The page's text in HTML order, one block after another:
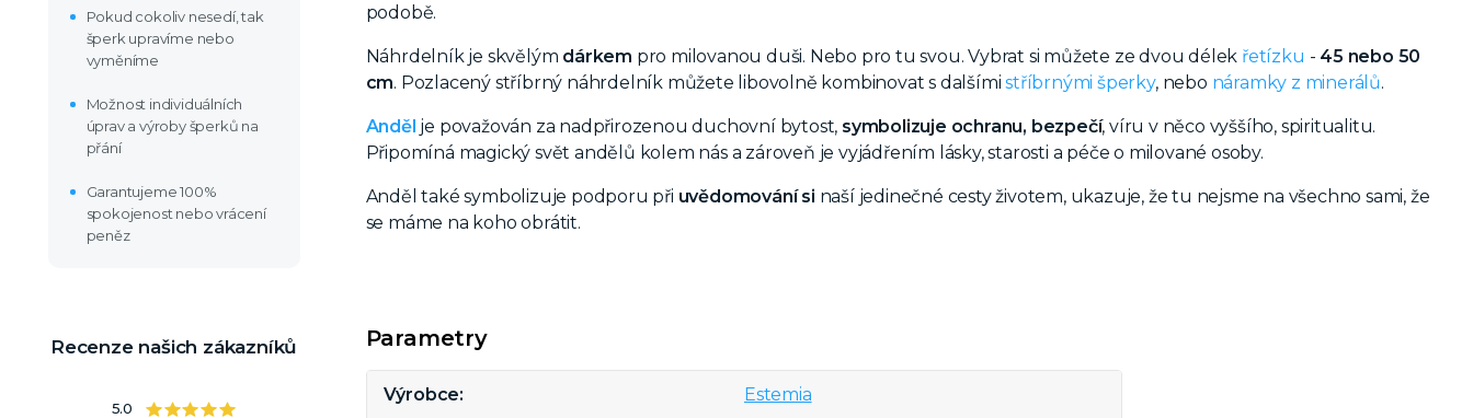
Pokud cokoliv nesedí, tak
šperk upravíme nebo
vyměníme
Možnost individuálních
úprav a výroby šperků na
přání
Garantujeme 100%
spokojenost nebo vrácení
peněz
Recenze našich zákazníků
5.0
podobě.
Náhrdelník je skvělým dárkem pro milovanou duši. Nebo pro tu svou.Vybrat si můžete ze dvou délek řetízku - 45 nebo 50
cm. Pozlacený stříbrný náhrdelník můžete libovolně kombinovat s dalšími stříbrnými šperky, nebo náramky z minerálů.
Anděl je považován za nadpřirozenou duchovní bytost, symbolizuje ochranu, bezpečí, víru v něco vyššího, spiritualitu.
Připomíná magický svět andělů kolem nás a zároveň je vyjádřením lásky, starosti a péče o milované osoby.
Anděl také symbolizuje podporu při uvědomování si naší jedinečné cesty životem, ukazuje, že tu nejsme na všechno sami, že
se máme na koho obrátit.
Parametry
Výrobce Estemia